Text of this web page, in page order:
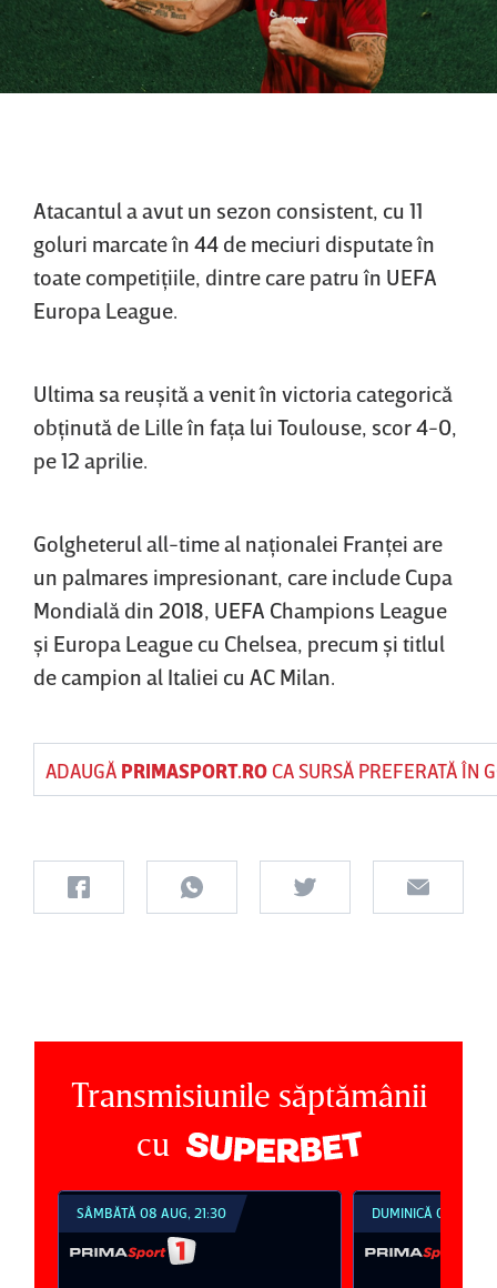
Atacantul a avut un sezon consistent, cu 11
goluri marcate în 44 de meciuri disputate în
toate competiţiile, dintre care patru în UEFA
Europa League.
Ultima sa reuşită a venit în victoria categorică
obţinută de Lille în faţa lui Toulouse, scor 4-0,
pe 12 aprilie.
Golgheterul all-time al naţionalei Franţei are
un palmares impresionant, care include Cupa
Mondială din 2018, UEFA Champions League
şi Europa League cu Chelsea, precum şi titlul
de campion al Italiei cu AC Milan.
ADAUGĂ PRIMASPORT.ROCA SURSĂ PREFERATĂ ÎN
Transmisiunile săptămânii
cu
SÂMBĂTĂ 08 AUG, 21:30 DUMINICĂ 09 AUG,